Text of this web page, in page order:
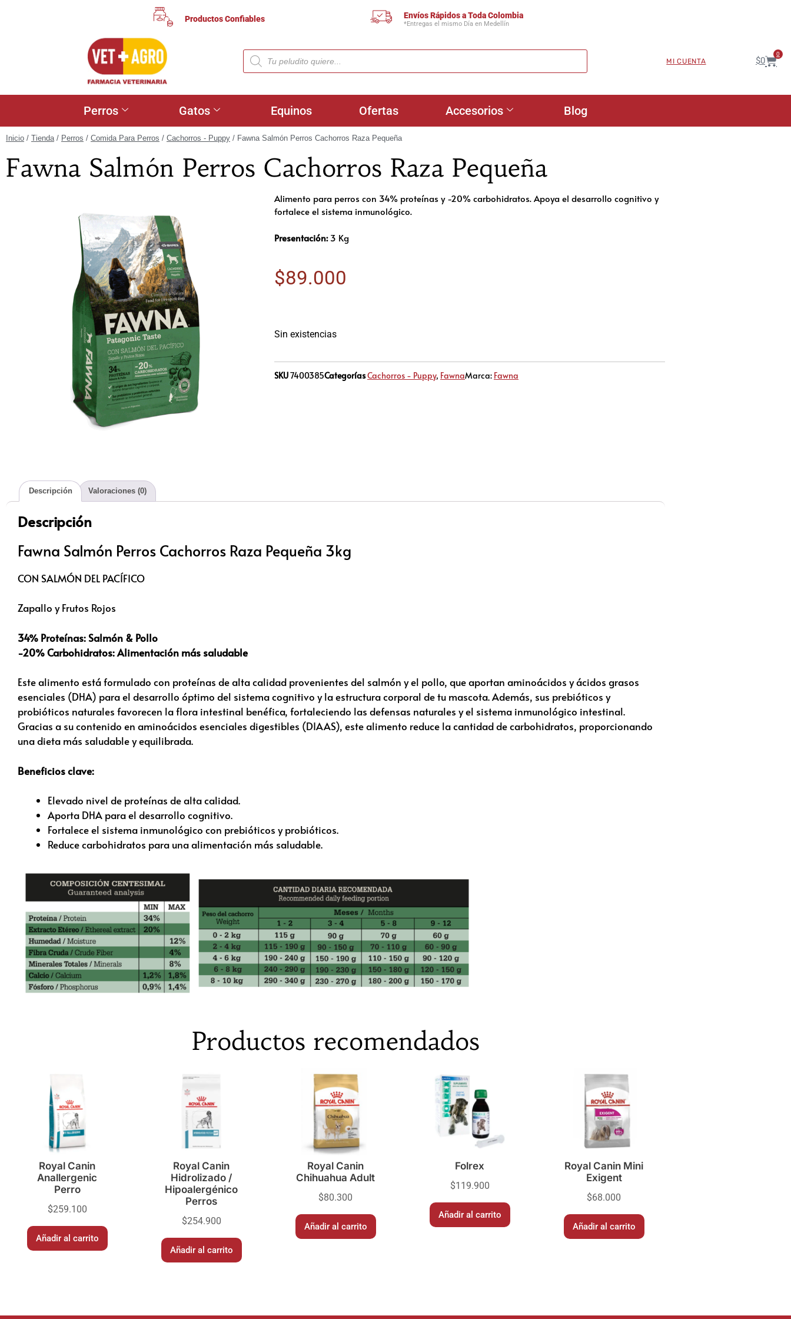
Productos Confiables Envíos Rápidos a Toda Colombia
*Entregas el mismo Día en Medellín
MI CUENTA $0
0
Perros Gatos Equinos Ofertas Accesorios Blog
Inicio / Tienda/ Perros / Comida Para Perros / Cachorros - Puppy / Fawna Salmón Perros Cachorros Raza Pequeña
Fawna Salmón Perros Cachorros Raza Pequeña
Alimento para perros con 34% proteínas y -20% carbohidratos. Apoya el desarrollo cognitivo y
fortalece el sistema inmunológico.
Presentación:3 Kg
$89.000
Sin existencias
SKU7400385CategoríasCachorros - Puppy, FawnaMarca: Fawna
Descripción Valoraciones (0)
Descripción
Fawna Salmón Perros Cachorros Raza Pequeña 3kg
CON SALMÓN DEL PACÍFICO
Zapallo y Frutos Rojos
34% Proteínas: Salmón & Pollo
-20% Carbohidratos: Alimentación más saludable
Este alimento está formulado con proteínas de alta calidad provenientes del salmón y el pollo, que aportan aminoácidos y ácidos grasos
esenciales (DHA) para el desarrollo óptimo del sistema cognitivo y la estructura corporal de tu mascota. Además, sus prebióticos y
probióticos naturales favorecen la flora intestinal benéfica, fortaleciendo las defensas naturales y el sistema inmunológico intestinal.
Gracias a su contenido en aminoácidos esenciales digestibles (DIAAS), este alimento reduce la cantidad de carbohidratos, proporcionando
una dieta más saludable y equilibrada.
Beneficios clave:
Elevado nivel de proteínas de alta calidad.
Aporta DHA para el desarrollo cognitivo.
Fortalece el sistema inmunológico con prebióticos y probióticos.
Reduce carbohidratos para una alimentación más saludable.
Productos recomendados
Royal Canin
Anallergenic
Perro
$259.100
Añadir al carrito
Royal Canin
Hidrolizado /
Hipoalergénico
Perros
$254.900
Añadir al carrito
Royal Canin
Chihuahua Adult
$80.300
Añadir al carrito
Folrex
$119.900
Añadir al carrito
Royal Canin Mini
Exigent
$68.000
Añadir al carrito